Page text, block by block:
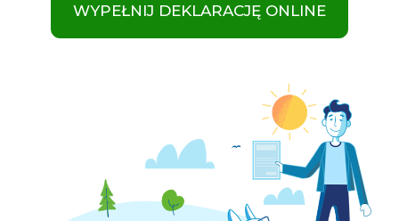
WYPEŁNIJ DEKLARACJĘ ONLINE